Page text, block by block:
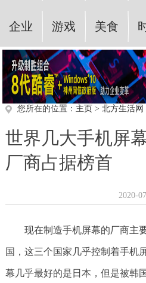
企业 游戏 美食
您所在的位置： 主页 > 北方生活网
世界几大手机屏
厂商占据榜首
2020-
现在制造手机屏幕的厂商主
国，这三个国家几乎控制着手机
幕几乎最好的是日本，但是被韩